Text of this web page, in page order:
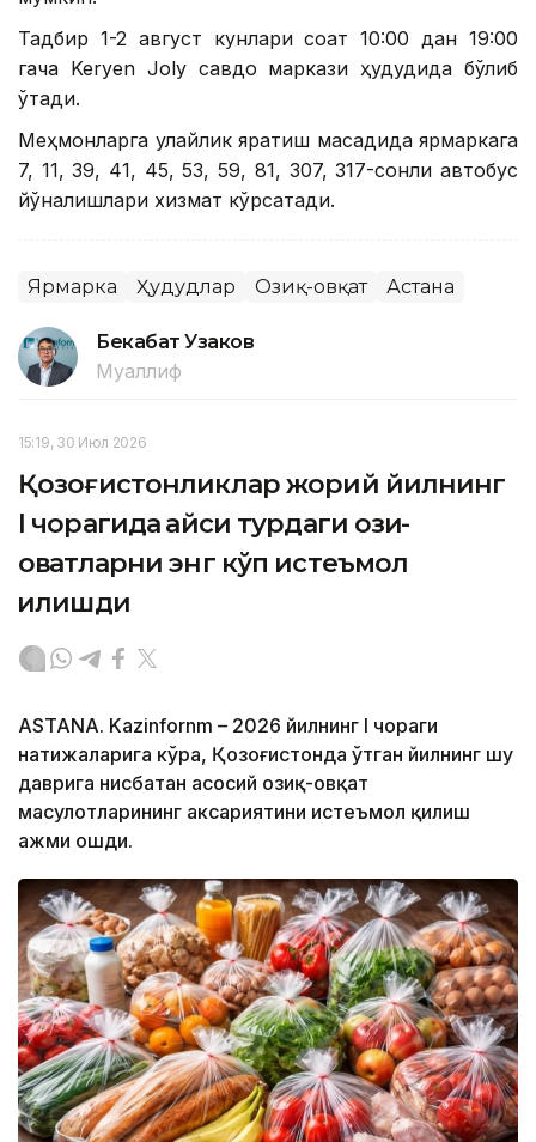
Тадбир 1-2 август кунлари соат 10:00 дан 19:00
гача Keryen Joly савдо маркази ҳудудида бўлиб
ўтади.
Меҳмонларга қулайлик яратиш мақсадида ярмаркага
7, 11, 39, 41, 45, 53, 59, 81, 307, 317-сонли автобус
йўналишлари хизмат кўрсатади.
Ярмарка Ҳудудлар Озиқ-овқат Астана
Бекабат Узаков
Муаллиф
15:19, 30 Июл 2026
Қозоғистонликлар жорий йилнинг
I чорагида қайси турдаги озиқ-
овқатларни энг кўп истеъмол
қилишди
ASTANА. Kazinfornm – 2026 йилнинг I чораги
натижаларига кўра, Қозоғистонда ўтган йилнинг шу
даврига нисбатан асосий озиқ-овқат
маҳсулотларининг аксариятини истеъмол қилиш
ҳажми ошди.